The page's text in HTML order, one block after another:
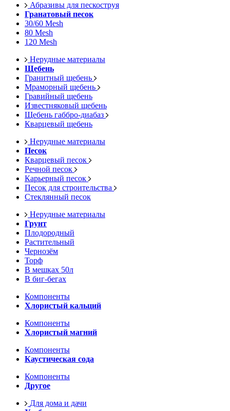
Абразивы для пескоструя
Гранатовый песок
30/60 Mesh
80 Mesh
120 Mesh
Нерудные материалы
Щебень
Гранитный щебень
Мраморный щебень
Гравийный щебень
Известняковый щебень
Щебень габбро-диабаз
Кварцевый щебень
Нерудные материалы
Песок
Кварцевый песок
Речной песок
Карьерный песок
Песок для строительства
Стеклянный песок
Нерудные материалы
Грунт
Плодородный
Растительный
Чернозём
Торф
В мешках 50л
В биг-бегах
Компоненты
Хлористый кальций
Компоненты
Хлористый магний
Компоненты
Каустическая сода
Компоненты
Другое
Для дома и дачи